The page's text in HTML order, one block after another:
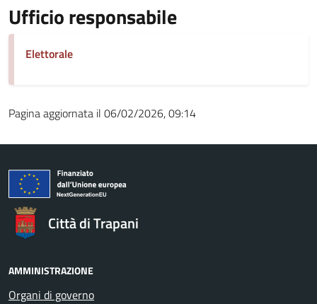
Ufficio responsabile
Elettorale
Pagina aggiornata il 06/02/2026, 09:14
Città di Trapani
AMMINISTRAZIONE
Organi di governo